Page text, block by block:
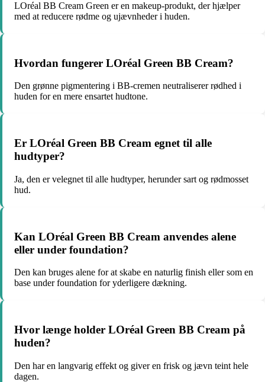
LOréal BB Cream Green er en makeup-produkt, der hjælper
med at reducere rødme og ujævnheder i huden.
Hvordan fungerer LOréal Green BB Cream?
Den grønne pigmentering i BB-cremen neutraliserer rødhed i
huden for en mere ensartet hudtone.
Er LOréal Green BB Cream egnet til alle
hudtyper?
Ja, den er velegnet til alle hudtyper, herunder sart og rødmosset
hud.
Kan LOréal Green BB Cream anvendes alene
eller under foundation?
Den kan bruges alene for at skabe en naturlig finish eller som en
base under foundation for yderligere dækning.
Hvor længe holder LOréal Green BB Cream på
huden?
Den har en langvarig effekt og giver en frisk og jævn teint hele
dagen.